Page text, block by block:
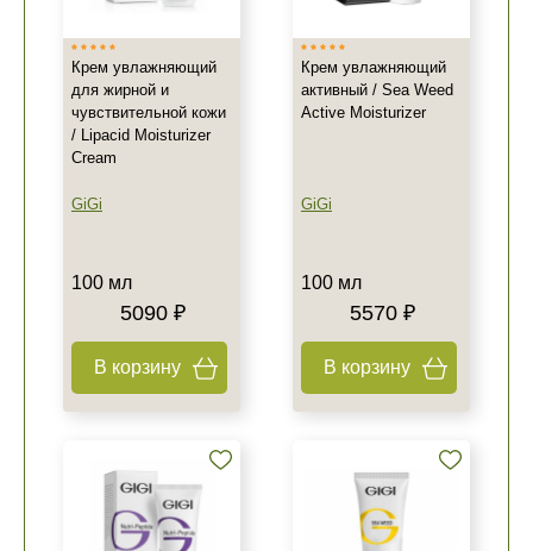
Крем увлажняющий
для жирной и
чувствительной кожи
/ Lipacid Moisturizer
Cream
GiGi
100 мл
5090 ₽
В корзину
Крем увлажняющий
активный / Sea Weed
Active Moisturizer
GiGi
100 мл
5570 ₽
В корзину